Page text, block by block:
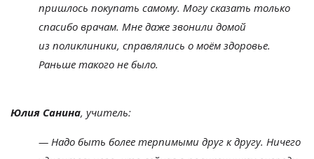
пришлось покупать самому. Могу сказать только
спасибо врачам. Мне даже звонили домой
из поликлиники, справлялись о моём здоровье.
Раньше такого не было.
Юлия Санина, учитель:
— Надо быть более терпимыми друг к другу. Ничего